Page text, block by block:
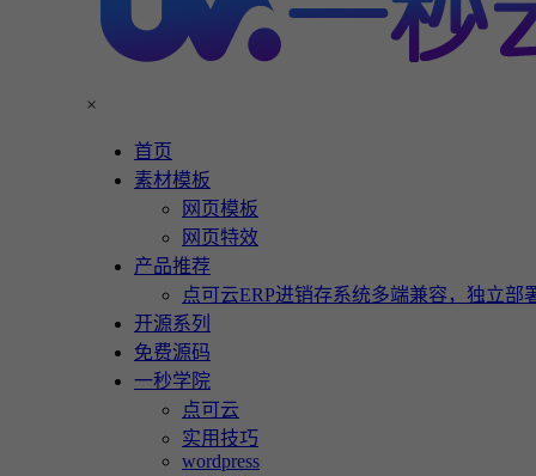
×
首页
素材模板
网页模板
网页特效
产品推荐
点可云ERP进销存系统多端兼容，独立部
开源系列
免费源码
一秒学院
点可云
实用技巧
wordpress